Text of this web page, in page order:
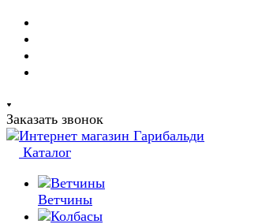
Заказать звонок
Каталог
Ветчины